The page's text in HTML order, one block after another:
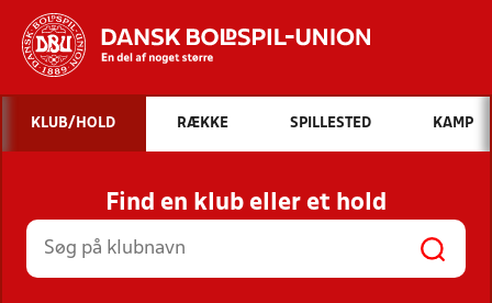
Hvad vil du søge efter?
INDHOLD OG NYHEDER
STILLINGER, RESULTATER, KLUBBER OG
HOLD
KLUB/HOLD RÆKKE SPILLESTED KAMP
Find en klub eller et hold